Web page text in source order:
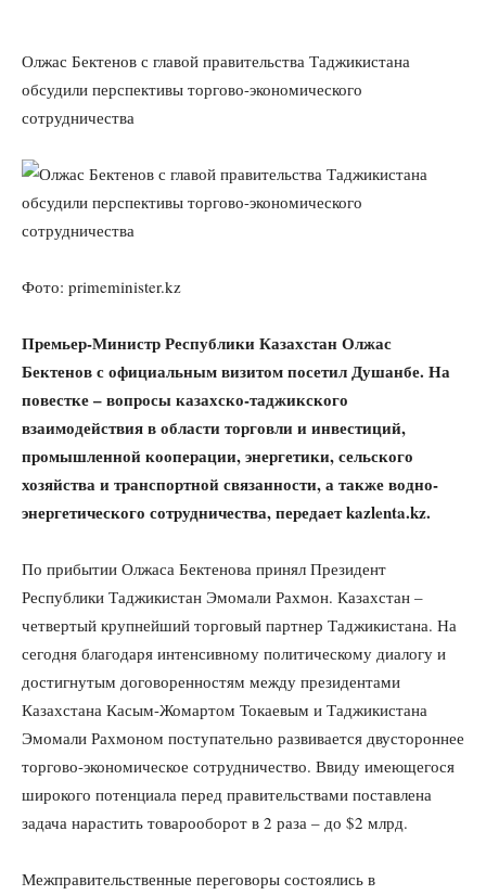
Олжас Бектенов с главой правительства Таджикистана
обсудили перспективы торгово-экономического
сотрудничества
Фото: primeminister.kz
Премьер-Министр Республики Казахстан Олжас
Бектенов с официальным визитом посетил Душанбе. На
повестке – вопросы казахско-таджикского
взаимодействия в области торговли и инвестиций,
промышленной кооперации, энергетики, сельского
хозяйства и транспортной связанности, а также водно-
энергетического сотрудничества, передаетkazlenta.kz.
По прибытии Олжаса Бектенова принял Президент
Республики Таджикистан Эмомали Рахмон. Казахстан –
четвертый крупнейший торговый партнер Таджикистана. На
сегодня благодаря интенсивному политическому диалогу и
достигнутым договоренностям между президентами
Казахстана Касым-Жомартом Токаевым и Таджикистана
Эмомали Рахмоном поступательно развивается двустороннее
торгово-экономическое сотрудничество. Ввиду имеющегося
широкого потенциала перед правительствами поставлена
задача нарастить товарооборот в 2 раза – до $2 млрд.
Межправительственные переговоры состоялись в